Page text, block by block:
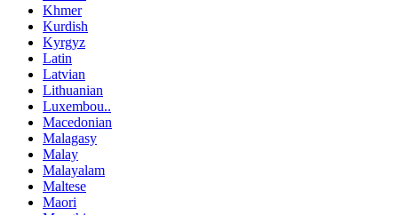
Khmer
Kurdish
Kyrgyz
Latin
Latvian
Lithuanian
Luxembou..
Macedonian
Malagasy
Malay
Malayalam
Maltese
Maori